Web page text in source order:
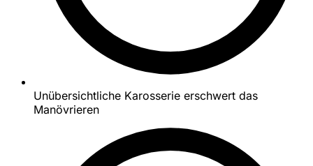
Unübersichtliche Karosserie erschwert das
Manövrieren